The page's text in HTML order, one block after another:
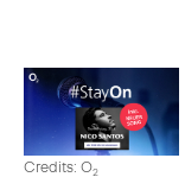
Credits: O2